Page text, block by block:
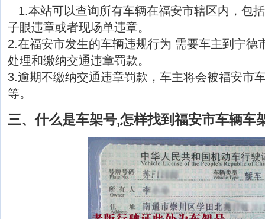
1.本站可以查询所有车辆在福安市辖区内，包
子眼违章或者现场单违章。
2.在福安市发生的车辆违规行为 需要车主到宁德
处理和缴纳交通违章罚款。
3.逾期不缴纳交通违章罚款，车主将会被福安市
等。
三、什么是车架号,怎样找到福安市车辆车